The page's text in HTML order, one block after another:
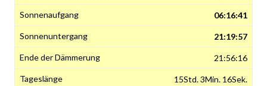
06:16:41
21:19:57
21:56:16
15Std. 3Min. 16Sek.